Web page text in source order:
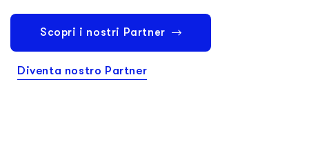
Scopri i nostri Partner
Diventa nostro Partner